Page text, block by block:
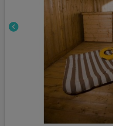
chevron_left